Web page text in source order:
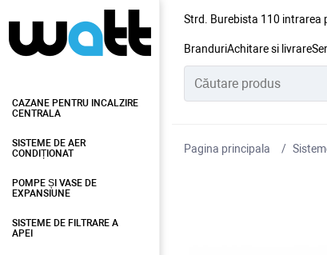
Strd. Burebista 110 intrarea
BranduriAchitare si livrare
CAZANE PENTRU INCALZIRE
CENTRALA
SISTEME DE AER
CONDIȚIONAT
POMPE ȘI VASE DE
EXPANSIUNE
SISTEME DE FILTRARE A
APEI
Pagina principala